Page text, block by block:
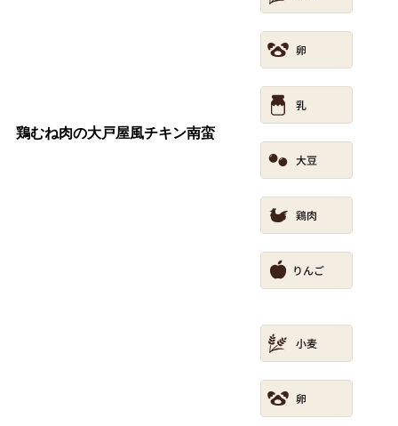
鶏むね肉の大戸屋風チキン南蛮